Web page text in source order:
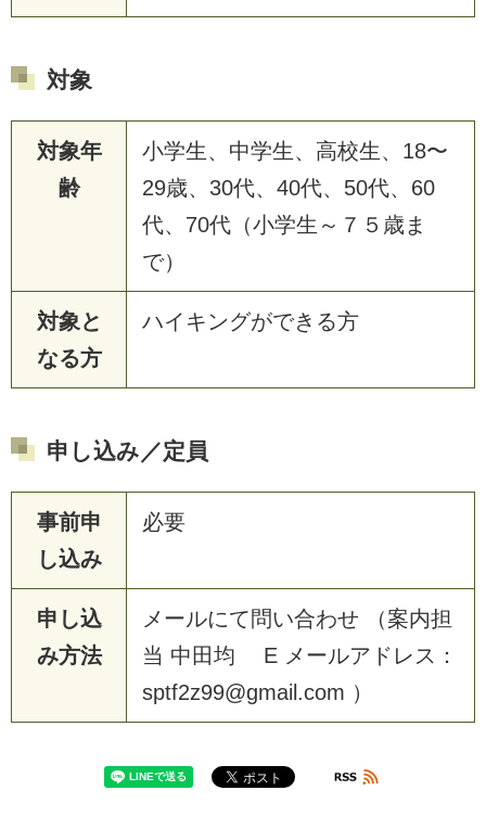
対象
対象年
齢
小学生、中学生、高校生、18〜
29歳、30代、40代、50代、60
代、70代（小学生～７５歳ま
で）
対象と
なる方
ハイキングができる方
申し込み／定員
事前申
し込み
必要
申し込
み方法
メールにて問い合わせ （案内担
当 中田均 E メールアドレス：
sptf2z99@gmail.com ）